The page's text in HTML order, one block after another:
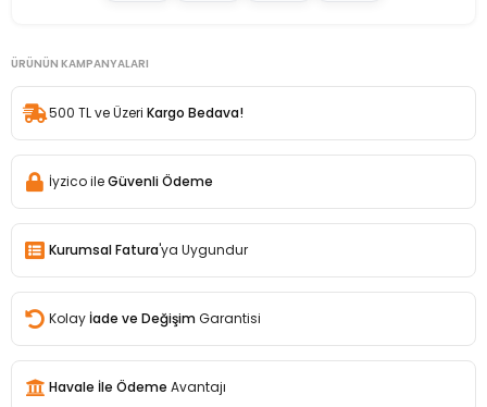
ÜRÜNÜN KAMPANYALARI
500 TL ve Üzeri Kargo Bedava!
İyzico ileGüvenli Ödeme
Kurumsal Fatura'ya Uygundur
Kolay İade ve Değişim Garantisi
Havale İle Ödeme Avantajı